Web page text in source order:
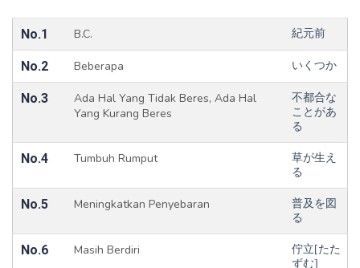
No.1 B.C. 紀元前
No.2 Beberapa いくつか
No.3
Ada Hal Yang Tidak Beres, Ada Hal
Yang Kurang Beres
不都合な
ことがあ
る
No.4 Tumbuh Rumput
草が生え
る
No.5 Meningkatkan Penyebaran
普及を図
る
No.6 Masih Berdiri
佇立[たた
ずむ]